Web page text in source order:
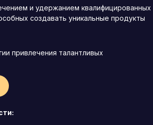
и удержанием квалифицированных
создавать уникальные продукты
привлечения талантливых